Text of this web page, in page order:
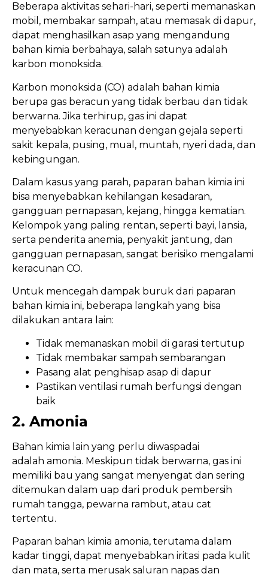
Beberapa aktivitas sehari-hari, seperti memanaskan
mobil, membakar sampah, atau memasak di dapur,
dapat menghasilkan asap yang mengandung
bahan kimia berbahaya, salah satunya adalah
karbon monoksida.
Karbon monoksida (CO) adalah bahan kimia
berupa gas beracun yang tidak berbau dan tidak
berwarna. Jika terhirup, gas ini dapat
menyebabkan keracunan dengan gejala seperti
sakit kepala, pusing, mual, muntah, nyeri dada, dan
kebingungan.
Dalam kasus yang parah, paparan bahan kimia ini
bisa menyebabkan kehilangan kesadaran,
gangguan pernapasan, kejang, hingga kematian.
Kelompok yang paling rentan, seperti bayi, lansia,
serta penderita anemia, penyakit jantung, dan
gangguan pernapasan, sangat berisiko mengalami
keracunan CO.
Untuk mencegah dampak buruk dari paparan
bahan kimia ini, beberapa langkah yang bisa
dilakukan antara lain:
Tidak memanaskan mobil di garasi tertutup
Tidak membakar sampah sembarangan
Pasang alat penghisap asap di dapur
Pastikan ventilasi rumah berfungsi dengan
baik
2. Amonia
Bahan kimia lain yang perlu diwaspadai
adalah amonia. Meskipun tidak berwarna, gas ini
memiliki bau yang sangat menyengat dan sering
ditemukan dalam uap dari produk pembersih
rumah tangga, pewarna rambut, atau cat
tertentu.
Paparan bahan kimia amonia, terutama dalam
kadar tinggi, dapat menyebabkan iritasi pada kulit
dan mata, serta merusak saluran napas dan